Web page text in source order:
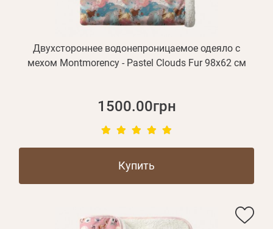
Двухстороннее водонепроницаемое одеяло с
мехом Montmorency - Pastel Clouds Fur 98х62 см
1500.00грн
Купить